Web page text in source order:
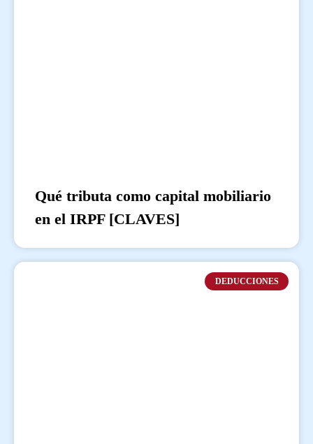
Qué tributa como capital mobiliario
en el IRPF [CLAVES]
DEDUCCIONES